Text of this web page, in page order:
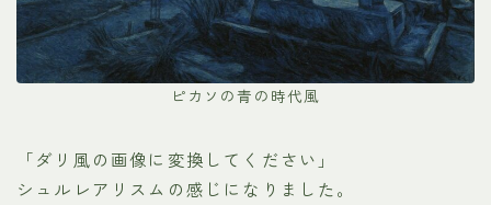
ピカソの青の時代風
「ダリ風の画像に変換してください」
シュルレアリスムの感じになりました。